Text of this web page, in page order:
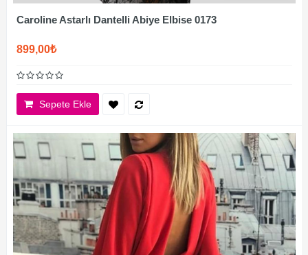
Caroline Astarlı Dantelli Abiye Elbise 0173
899,00₺
Sepete Ekle